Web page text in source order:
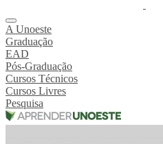
A Unoeste
Graduação
EAD
Pós-Graduação
Cursos Técnicos
Cursos Livres
Pesquisa